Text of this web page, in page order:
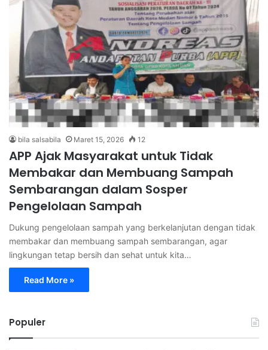
bila salsabila Maret 15, 2026 12
APP Ajak Masyarakat untuk Tidak
Membakar dan Membuang Sampah
Sembarangan dalam Sosper
Pengelolaan Sampah
Dukung pengelolaan sampah yang berkelanjutan dengan tidak
membakar dan membuang sampah sembarangan, agar
lingkungan tetap bersih dan sehat untuk kita…
Read More »
Populer